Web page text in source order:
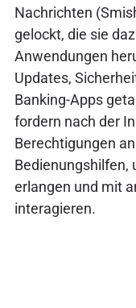
Nachrichten
gelockt, die sie
Anwendungen
Updates,
Banking-Apps
fordern nach der
Berechtigungen
Bedienungshilfen,
erlangen und mit
interagieren.